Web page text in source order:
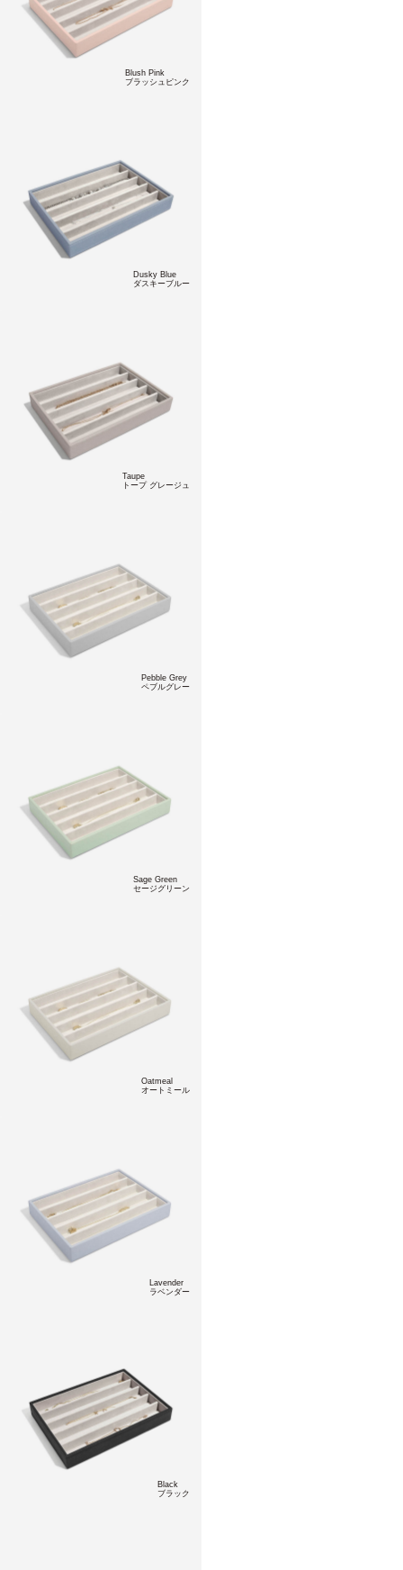
Blush Pink
ブラッシュピンク
Dusky Blue
ダスキーブルー
Taupe
トープ グレージュ
Pebble Grey
ペブルグレー
Sage Green
セージグリーン
Oatmeal
オートミール
Lavender
ラベンダー
Black
ブラック